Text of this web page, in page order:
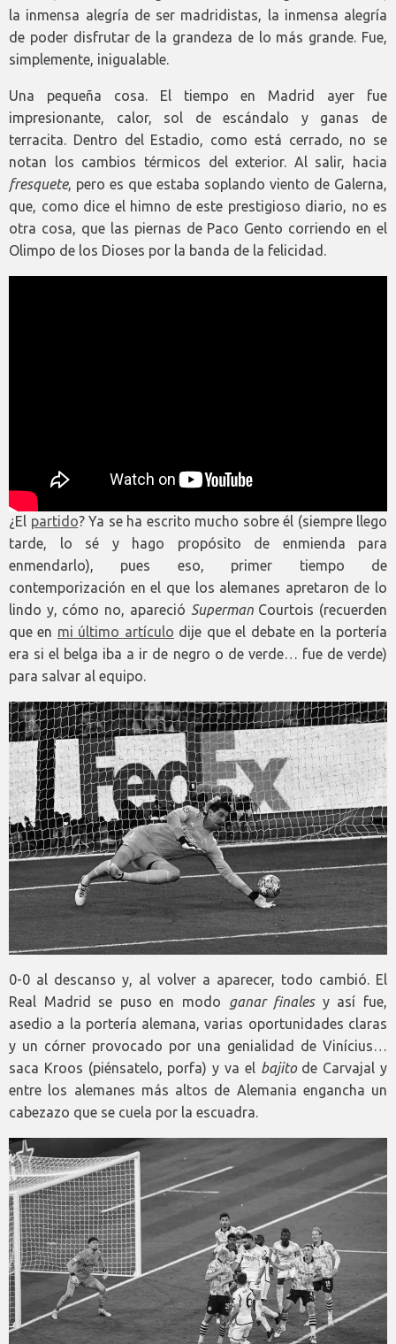
la inmensa alegría de ser madridistas, la inmensa alegría
de poder disfrutar de la grandeza de lo más grande. Fue,
simplemente, inigualable.
Una pequeña cosa. El tiempo en Madrid ayer fue
impresionante, calor, sol de escándalo y ganas de
terracita. Dentro del Estadio, como está cerrado, no se
notan los cambios térmicos del exterior. Al salir, hacia
fresquete, pero es que estaba soplando viento de Galerna,
que, como dice el himno de este prestigioso diario, no es
otra cosa, que las piernas de Paco Gento corriendo en el
Olimpo de los Dioses por la banda de la felicidad.
¿El partido? Ya se ha escrito mucho sobre él (siempre llego
tarde, lo sé y hago propósito de enmienda para
enmendarlo), pues eso, primer tiempo de
contemporización en el que los alemanes apretaron de lo
lindo y, cómo no, apareció SupermanCourtois (recuerden
que en mi último artículo dije que el debate en la portería
era si el belga iba a ir de negro o de verde… fue de verde)
para salvar al equipo.
0-0 al descanso y, al volver a aparecer, todo cambió. El
Real Madrid se puso en modo ganar finalesy así fue,
asedio a la portería alemana, varias oportunidades claras
y un córner provocado por una genialidad de Vinícius…
saca Kroos (piénsatelo, porfa) y va el bajitode Carvajal y
entre los alemanes más altos de Alemania engancha un
cabezazo que se cuela por la escuadra.